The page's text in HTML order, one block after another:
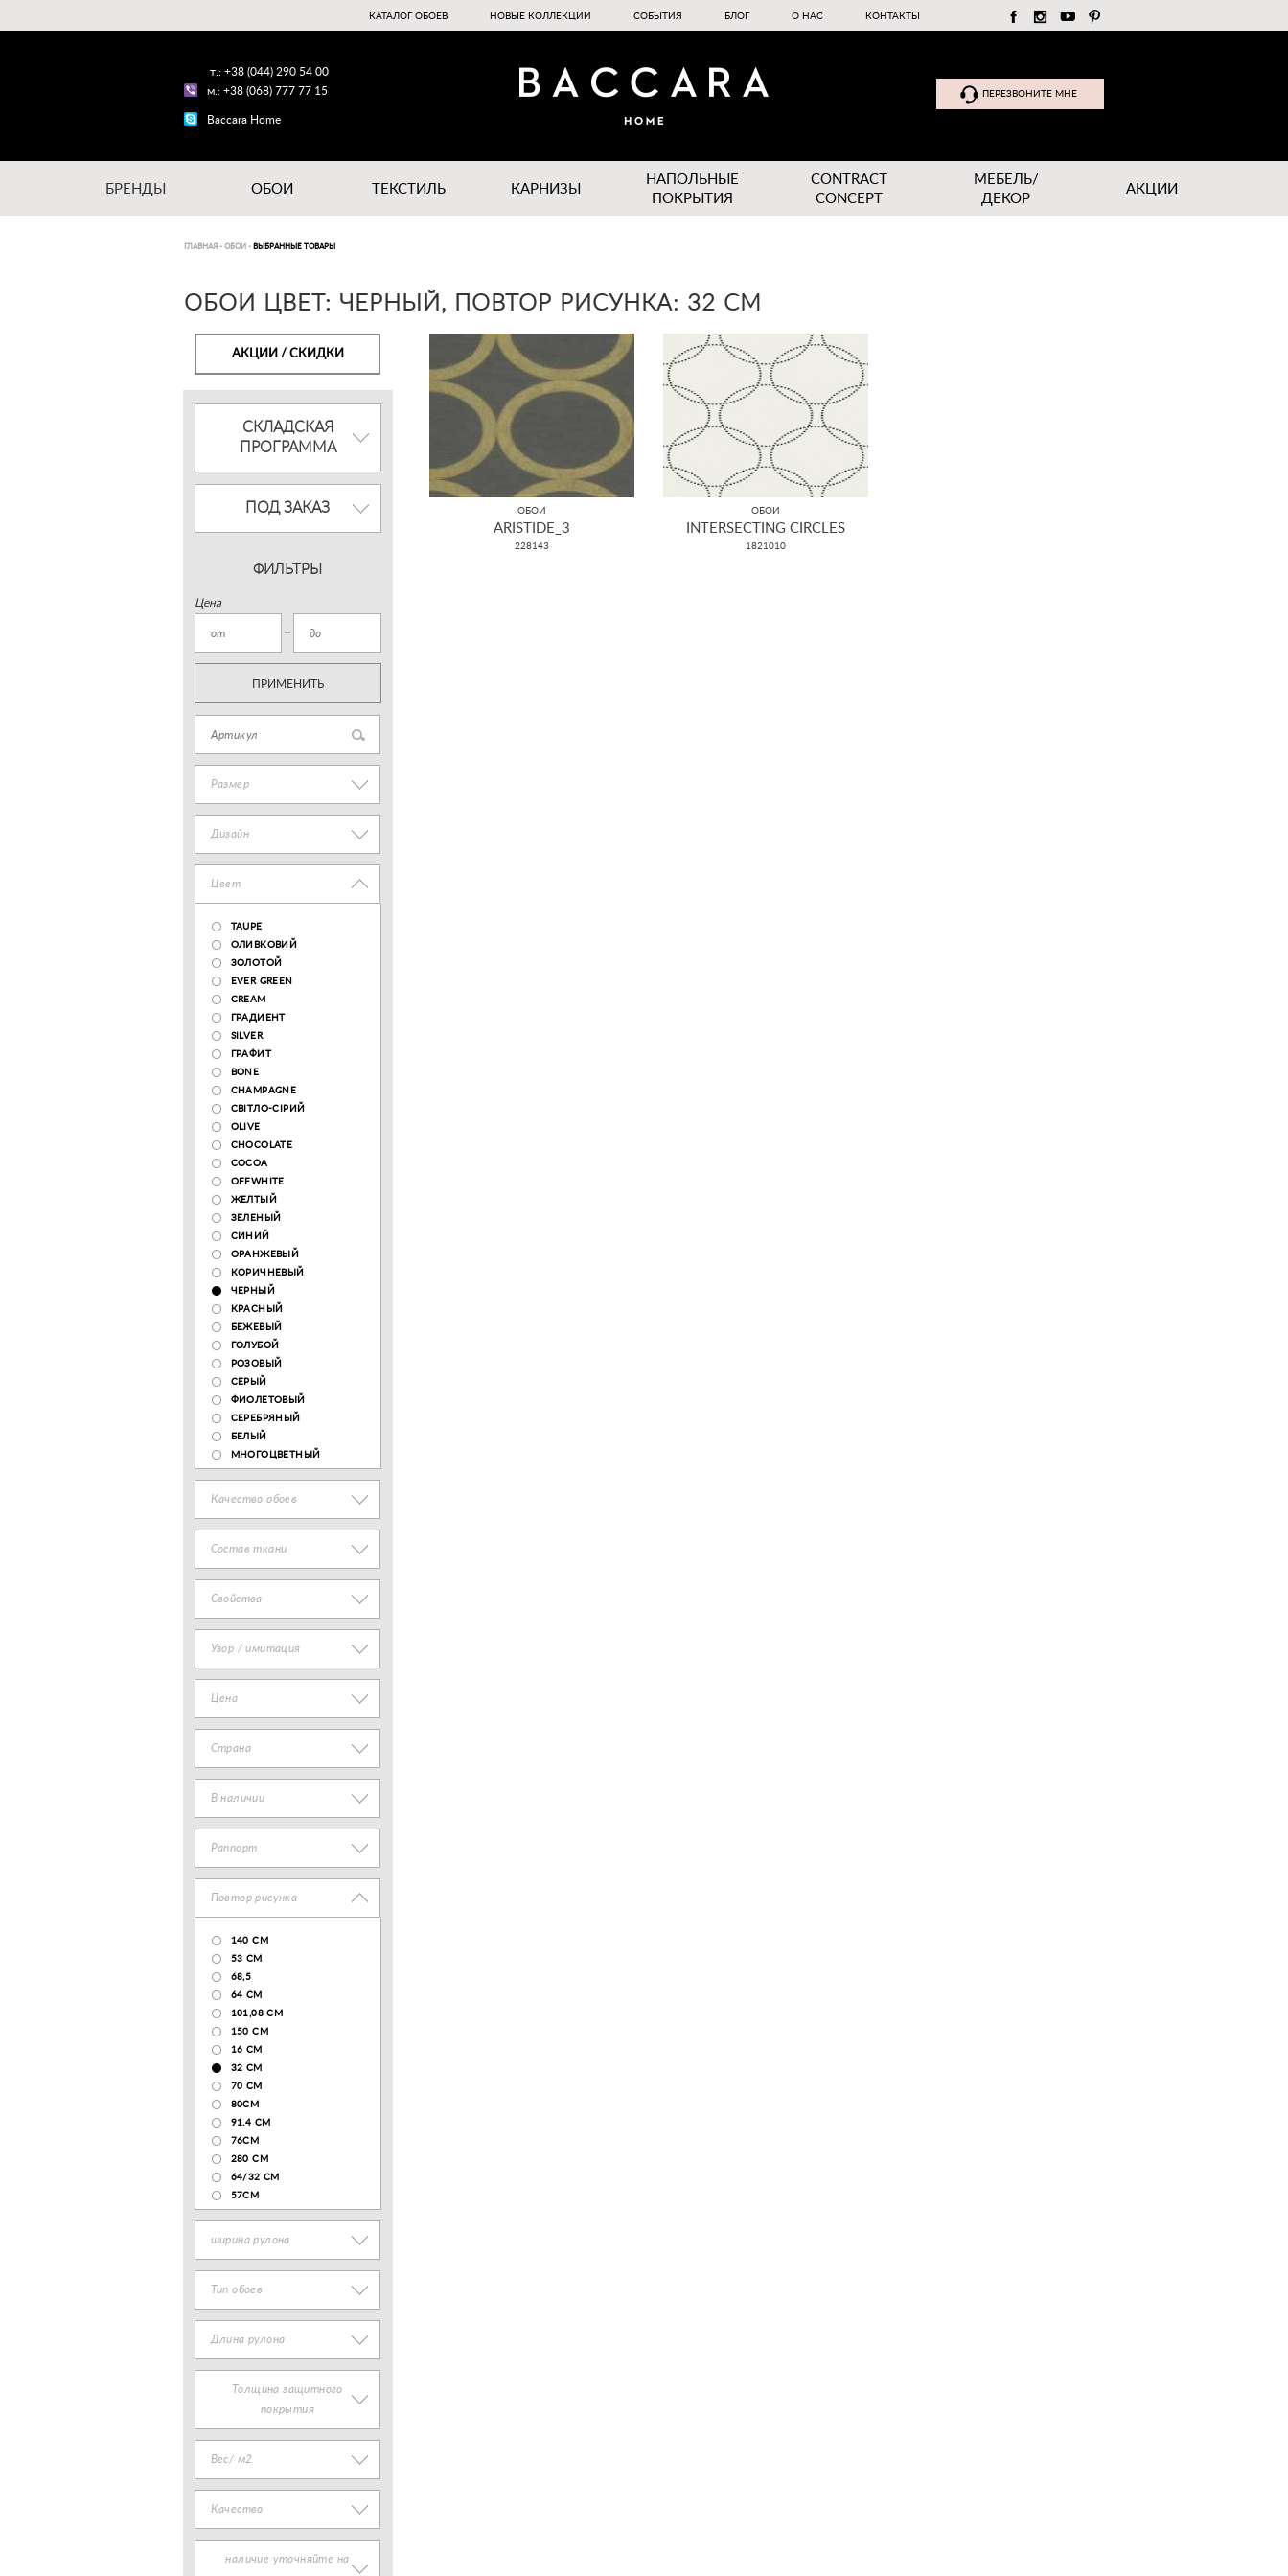
КАТАЛОГ ОБОЕВ НОВЫЕ КОЛЛЕКЦИИ СОБЫТИЯ БЛОГ О НАС КОНТАКТЫ
т.: +38 (044) 290 54 00
м.: +38 (068) 777 77 15
Baccara Home
ПЕРЕЗВОНИТЕ МНЕ
БРЕНДЫ ОБОИ ТЕКСТИЛЬ КАРНИЗЫ
НАПОЛЬНЫЕ
ПОКРЫТИЯ
CONTRACT
CONCEPT
МЕБЕЛЬ/
ДЕКОР
АКЦИИ
ГЛАВНАЯ - ОБОИ - ВЫБРАННЫЕ ТОВАРЫ
ОБОИ ЦВЕТ: ЧЕРНЫЙ, ПОВТОР РИСУНКА: 32 СМ
АКЦИИ / СКИДКИ
СКЛАДСКАЯ
ПРОГРАММА
ПОД ЗАКАЗ
ФИЛЬТРЫ
Цена
ПРИМЕНИТЬ
Размер
Дизайн
Цвет
TAUPE
ОЛИВКОВИЙ
ЗОЛОТОЙ
EVER GREEN
CREAM
ГРАДИЕНТ
SILVER
ГРАФИТ
BONE
CHAMPAGNE
СВІТЛО-СІРИЙ
OLIVE
CHOCOLATE
COCOA
OFFWHITE
ЖЕЛТЫЙ
ЗЕЛЕНЫЙ
СИНИЙ
ОРАНЖЕВЫЙ
КОРИЧНЕВЫЙ
ЧЕРНЫЙ
КРАСНЫЙ
БЕЖЕВЫЙ
ГОЛУБОЙ
РОЗОВЫЙ
СЕРЫЙ
ФИОЛЕТОВЫЙ
СЕРЕБРЯНЫЙ
БЕЛЫЙ
МНОГОЦВЕТНЫЙ
Качество обоев
Состав ткани
Свойства
Узор / имитация
Цена
Страна
В наличии
Раппорт
Повтор рисунка
140 CM
53 СМ
68,5
64 СМ
101,08 CM
150 CM
16 СМ
32 СМ
70 CM
80СМ
91.4 СМ
76СМ
280 СМ
64/32 СМ
57СМ
ширина рулона
Тип обоев
Длина рулона
Толщина защитного
покрытия
Вес/ м2
Качество
наличие уточняйте на
ОБОИ
ARISTIDE_3
228143
ОБОИ
INTERSECTING CIRCLES
1821010